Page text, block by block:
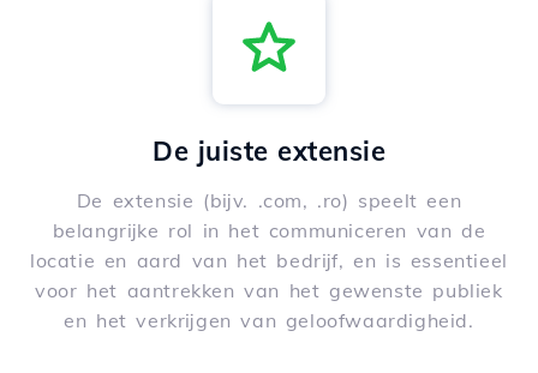
De juiste extensie
De extensie (bijv. .com, .ro) speelt een
belangrijke rol in het communiceren van de
locatie en aard van het bedrijf, en is essentieel
voor het aantrekken van het gewenste publiek
en het verkrijgen van geloofwaardigheid.